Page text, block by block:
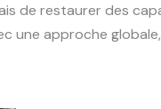
de restaurer des
une approche